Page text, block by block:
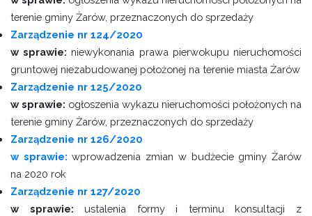
terenie gminy Żarów, przeznaczonych do sprzedaży
Zarządzenie nr 124/2020
w sprawie: niewykonania prawa pierwokupu nieruchomości
gruntowej niezabudowanej położonej na terenie miasta Żarów
Zarządzenie nr 125/2020
w sprawie: ogłoszenia wykazu nieruchomości położonych na
terenie gminy Żarów, przeznaczonych do sprzedaży
Zarządzenie nr 126/2020
w sprawie: wprowadzenia zmian w budżecie gminy Żarów
na 2020 rok
Zarządzenie nr 127/2020
w sprawie: ustalenia formy i terminu konsultacji z